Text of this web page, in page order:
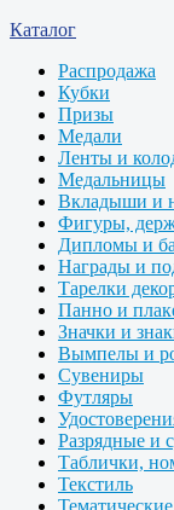
Каталог
Распродажа
Кубки
Призы
Медали
Ленты и
Медальницы
Вкладыши и
Фигуры,
Дипломы и
Награды и
Тарелки
Панно и
Значки и
Вымпелы и
Сувениры
Футляры
Разрядные и
Таблички,
Текстиль